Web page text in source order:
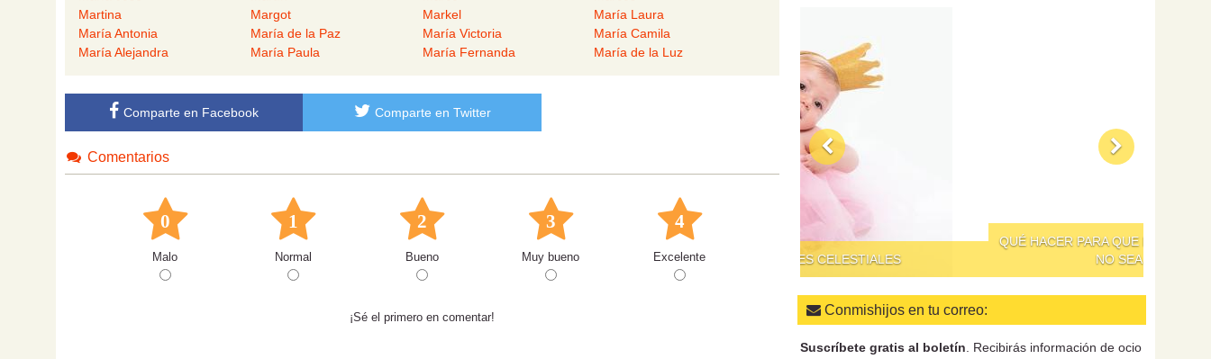
Martina
Margot Markel
María Laura
María Antonia
María de la Paz María Victoria
María Camila
María Alejandra
María Paula María Fernanda María de la Luz
Comparte en Facebook Comparte en Twitter
Comentarios
0
Malo
1
Normal
2
Bueno
3
Muy bueno
4
Excelente
¡Sé el primero en comentar!
QUÉ HACER PARA QUE DAR DE COMER A LOS NIÑOS
Conmishijos en tu correo:
Suscríbete gratis al boletín . Recibirás información de ocio